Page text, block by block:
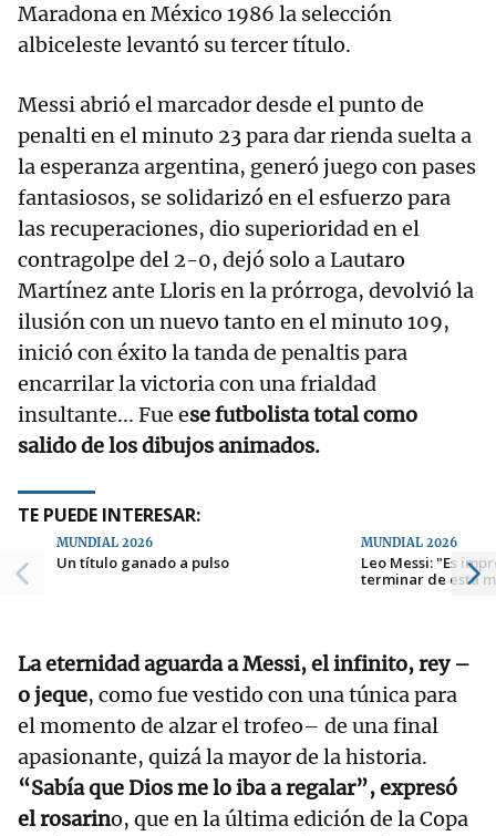
Maradona en México 1986 la selección
albiceleste levantó su tercer título.
Messi abrió el marcador desde el punto de
penalti en el minuto 23 para dar rienda suelta a
la esperanza argentina, generó juego con pases
fantasiosos, se solidarizó en el esfuerzo para
las recuperaciones, dio superioridad en el
contragolpe del 2-0, dejó solo a Lautaro
Martínez ante Lloris en la prórroga, devolvió la
ilusión con un nuevo tanto en el minuto 109,
inició con éxito la tanda de penaltis para
encarrilar la victoria con una frialdad
insultante... Fue ese futbolista total como
salido de los dibujos animados.
TE PUEDE INTERESAR:
MUNDIAL 2026
Un título ganado a pulso
MUNDIAL 2026
Leo Messi: "Es
terminar de esta
La eternidad aguarda a Messi, el infinito, rey –
o jeque, como fue vestido con una túnica para
el momento de alzar el trofeo– de una final
apasionante, quizá la mayor de la historia.
“Sabía que Dios me lo iba a regalar”, expresó
el rosarino, que en la última edición de la Copa